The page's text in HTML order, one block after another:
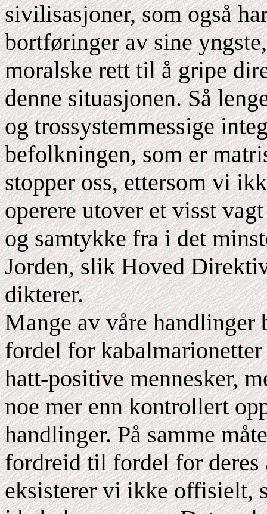
sivilisasjoner, som også
bortføringer av sine
moralske rett til å gripe
denne situasjonen. Så
og trossystemmessige
befolkningen, som er
stopper oss, ettersom vi
operere utover et visst
og samtykke fra i det
Jorden, slik Hoved
dikterer.
Mange av våre
fordel for
hatt-positive mennesker,
noe mer enn kontrollert
handlinger. På samme
fordreid til fordel for deres
eksisterer vi ikke offisielt,